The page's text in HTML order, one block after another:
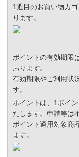
1週目のお買い物カ
ります。
ポイントの有効期限
おります。
有効期限やご利用状
す。
ポイントは、1ポイ
たします。申請等は
ポイント適用対象商
ます。